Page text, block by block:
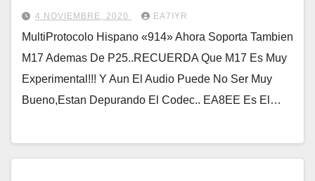
4 NOVIEMBRE, 2020 EA7IYR
MultiProtocolo Hispano «914» Ahora Soporta Tambien
M17 Ademas De P25..RECUERDA Que M17 Es Muy
Experimental!!! Y Aun El Audio Puede No Ser Muy
Bueno,Estan Depurando El Codec.. EA8EE Es El…